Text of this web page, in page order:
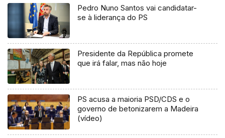
Pedro Nuno Santos vai candidatar-
se à liderança do PS
Presidente da República promete
que irá falar, mas não hoje
PS acusa a maioria PSD/CDS e o
governo de betonizarem a Madeira
(vídeo)